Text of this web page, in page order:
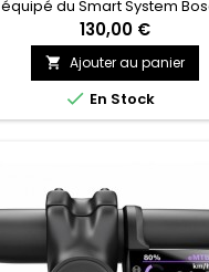
équipé du Smart System
130,00 €
 Ajouter au panier
 En Stock